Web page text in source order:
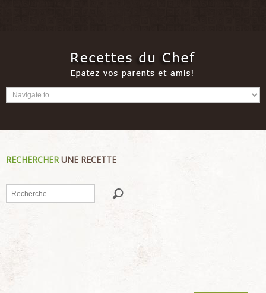
RECHERCHERUNE RECETTE
Rechercher